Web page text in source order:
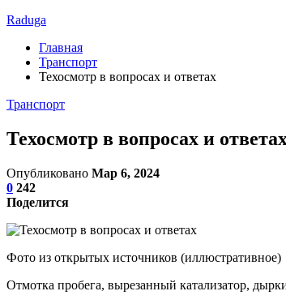
Raduga
Главная
Транспорт
Техосмотр в вопросах и ответах
Транспорт
Техосмотр в вопросах и
Опубликовано Мар 6, 2024
0 242
Поделится
Фото из открытых источников (иллюстративное)
Отмотка пробега, вырезанный катализатор,